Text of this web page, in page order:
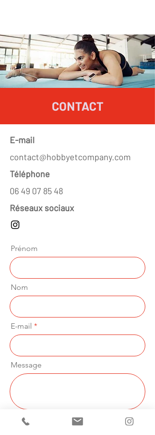
CONTACT
E-mail
contact@hobbyetcompany.com
Téléphone
06 49 07 85 48
Réseaux sociaux
Prénom
Nom
E-mail
Message
Envoyer